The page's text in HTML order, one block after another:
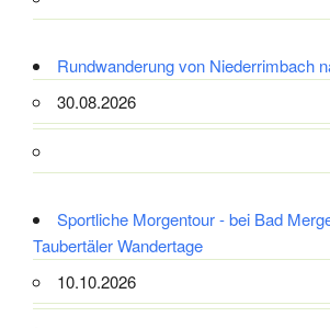
Rundwanderung von Niederrimbach
30.08.2026
Sportliche Morgentour - bei Bad
Taubertäler Wandertage
10.10.2026